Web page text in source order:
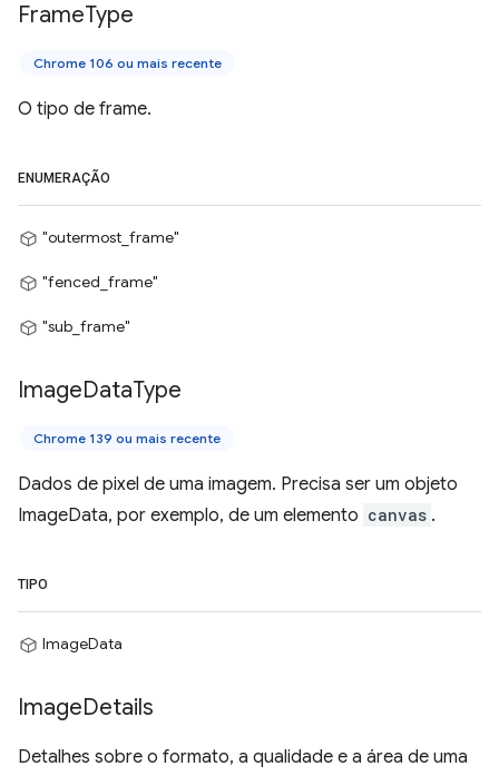
FrameType
Chrome 106 ou mais recente
O tipo de frame.
ENUMERAÇÃO
"outermost_frame"
"fenced_frame"
"sub_frame"
ImageDataType
Chrome 139 ou mais recente
Dados de pixel de uma imagem. Precisa ser um objeto
ImageData, por exemplo, de um elemento canvas .
TIPO
ImageData
ImageDetails
Detalhes sobre o formato, a qualidade e a área de uma